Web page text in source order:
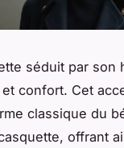
séduit par son
confort. Cet
classique du
offrant